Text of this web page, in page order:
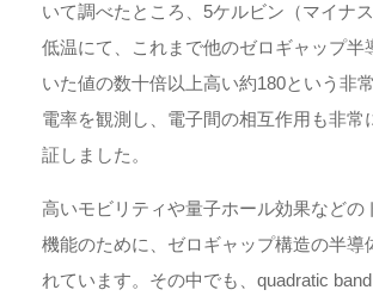
いて調べたところ、5ケルビン（マイナ
低温にて、これまで他のゼロギャップ半
いた値の数十倍以上高い約180という非
電率を観測し、電子間の相互作用も非常
証しました。
高いモビリティや量子ホール効果などの
機能のために、ゼロギャップ構造の半導
れています。その中でも、quadratic